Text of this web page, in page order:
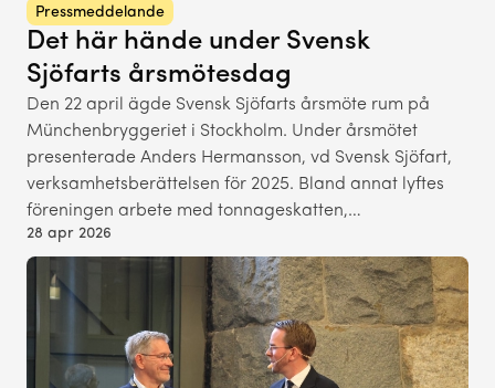
Pressmeddelande
Det här hände under Svensk
Sjöfarts årsmötesdag
Den 22 april ägde Svensk Sjöfarts årsmöte rum på
Münchenbryggeriet i Stockholm. Under årsmötet
presenterade Anders Hermansson, vd Svensk Sjöfart,
verksamhetsberättelsen för 2025. Bland annat lyftes
föreningen arbete med tonnageskatten,…
28 apr 2026